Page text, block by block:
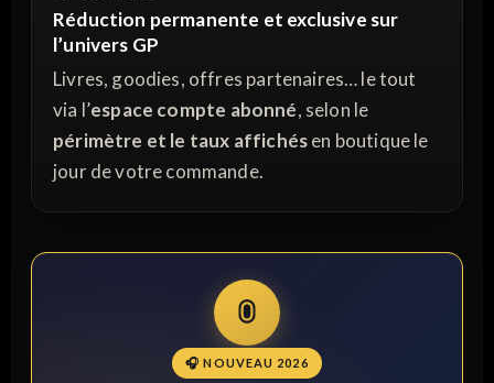
Réduction permanente et exclusive sur
l’univers GP
Livres, goodies, offres partenaires… le tout
via l’espace compte abonné, selon le
périmètre et le taux affichésen boutique le
jour de votre commande.
🎧 NOUVEAU 2026